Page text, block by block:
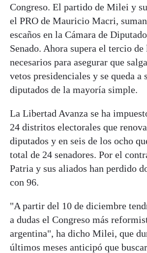
Congreso. El partido de Milei y
el PRO de Mauricio Macri,
escaños en la Cámara de
Senado. Ahora supera el tercio
necesarios para asegurar que
vetos presidenciales y se queda a
diputados de la mayoría simple.
La Libertad Avanza se ha
24 distritos electorales que
diputados y en seis de los ocho
total de 24 senadores. Por el
Patria y sus aliados han perdido
con 96.
"A partir del 10 de diciembre
a dudas el Congreso más
argentina", ha dicho Milei, que
últimos meses anticipó que